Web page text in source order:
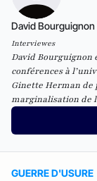
David Bourguignon
Interviewes
David Bourguignon
conférences à
Ginette Herman
marginalisation de
GUERRE D'USURE